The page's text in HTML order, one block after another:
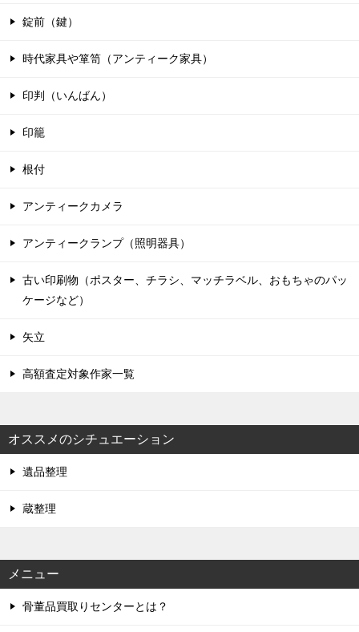
錠前（鍵）
時代家具や箪笥（アンティーク家具）
印判（いんばん）
印籠
根付
アンティークカメラ
アンティークランプ（照明器具）
古い印刷物（ポスター、チラシ、マッチラベル、おもちゃのパッ
ケージなど）
矢立
高額査定対象作家一覧
オススメのシチュエーション
遺品整理
蔵整理
メニュー
骨董品買取りセンターとは？